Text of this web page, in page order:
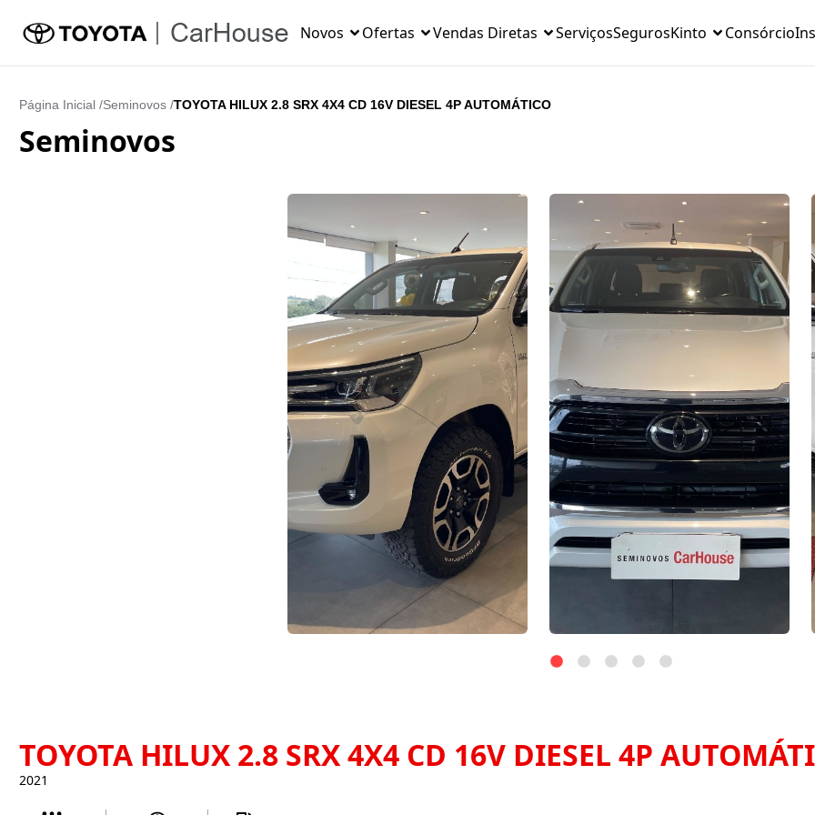
Novos Ofertas Vendas Diretas ServiçosSegurosKinto Consórcio
Página Inicial /Seminovos /TOYOTA HILUX 2.8 SRX 4X4 CD 16V DIESEL 4P AUTOMÁTICO
Seminovos
TOYOTA HILUX 2.8 SRX 4X4 CD 16V DIESEL 4P
2021